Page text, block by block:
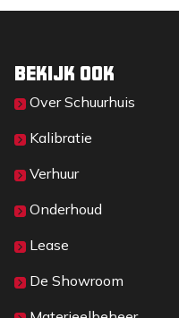
Bekijk ook
Over Sc​huurhuis
Kalibratie
Verhuur
Onderhoud
Lease
De Showroom